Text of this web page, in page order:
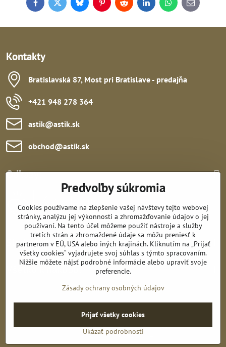
FacebookTwitterBlueskyPinterestReddit LinkedInWhatsApp
E-
mail
Kontakty
Bratislavská 87, Most pri Bratislave - predajňa
+421 948 278 364
astik​@astik​.sk
obchod​@astik​.sk
Odkazy:
Sledujte nás:
Všetko k nákupu:
©2026Copyright
Predvoľby súkromiaZásady ochrany osobných údajov
Vytvorené pomocou:BiznisWeb.sk
Predvoľby súkromia
Cookies používame na zlepšenie vašej návštevy tejto webovej
stránky, analýzu jej výkonnosti a zhromažďovanie údajov o jej
používaní. Na tento účel môžeme použiť nástroje a služby
tretích strán a zhromaždené údaje sa môžu preniesť k
partnerom v EÚ, USA alebo iných krajinách. Kliknutím na „Prijať
všetky cookies“ vyjadrujete svoj súhlas s týmto spracovaním.
Nižšie môžete nájsť podrobné informácie alebo upraviť svoje
preferencie.
Zásady ochrany osobných údajov
Ukázať podrobnosti
Prijať všetky cookies